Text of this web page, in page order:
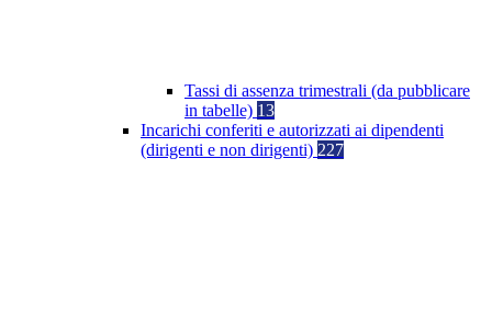
Tassi di assenza trimestrali (da pubblicare
in tabelle) 13
Incarichi conferiti e autorizzati ai dipendenti
(dirigenti e non dirigenti) 227